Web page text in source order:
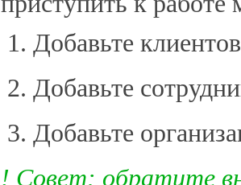
Добавьте
Добавьте
Добавьте
! Совет: обратите